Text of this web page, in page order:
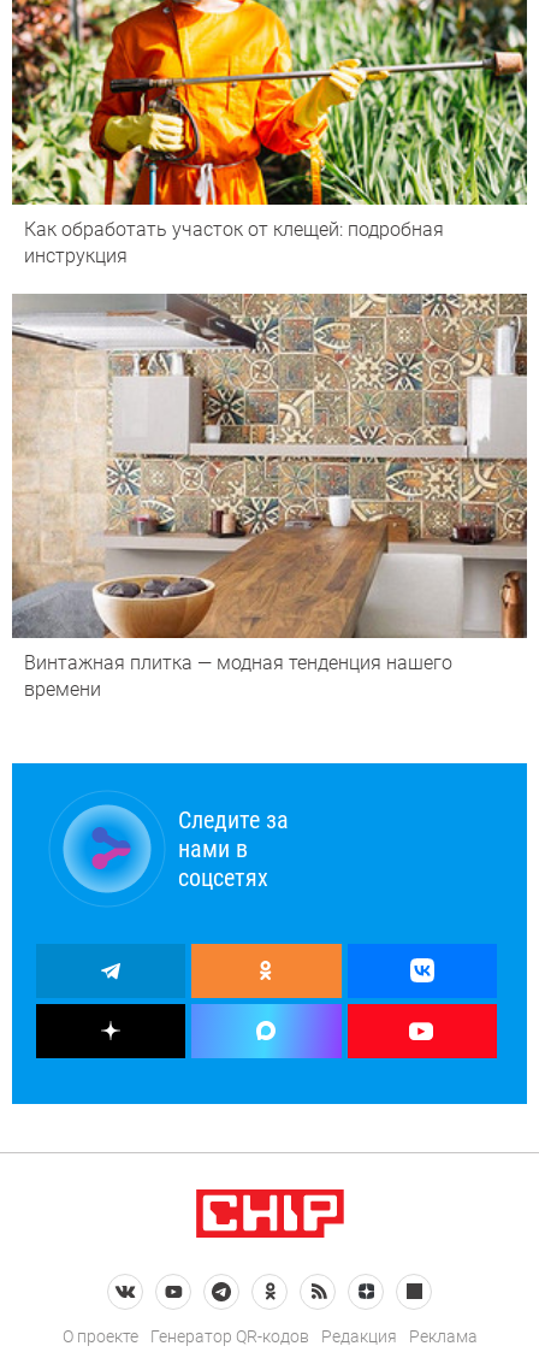
Как обработать участок от клещей: подробная
инструкция
Винтажная плитка — модная тенденция нашего
времени
Следите за
нами в
соцсетях
О проекте Генератор QR-кодов Редакция Реклама